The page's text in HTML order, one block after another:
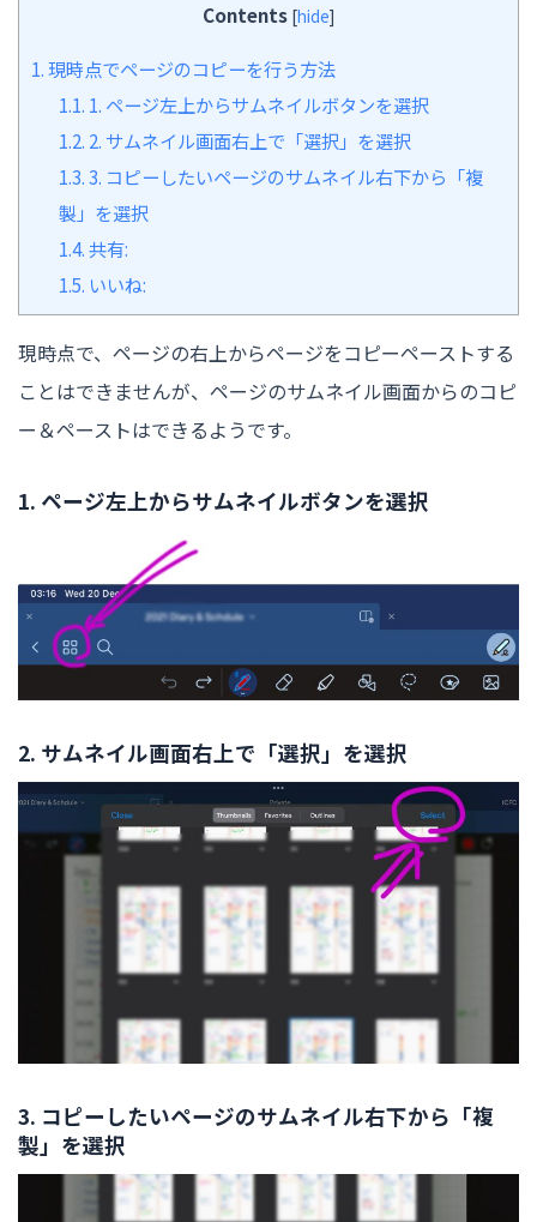
Contents [hide]
1.現時点でページのコピーを行う方法
1.1. 1. ページ左上からサムネイルボタンを選択
1.2. 2. サムネイル画面右上で「選択」を選択
1.3.3. コピーしたいページのサムネイル右下から「複
製」を選択
1.4.共有:
1.5. いいね:
現時点で、ページの右上からページをコピーペーストする
ことはできませんが、ページのサムネイル画面からのコピ
ー＆ペーストはできるようです。
1. ページ左上からサムネイルボタンを選択
2. サムネイル画面右上で「選択」を選択
3. コピーしたいページのサムネイル右下から「複
製」を選択